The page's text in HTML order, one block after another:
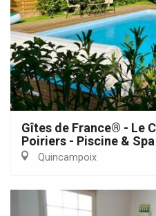
Gîtes de France® - Le
Poiriers - Piscine & Spa
Quincampoix